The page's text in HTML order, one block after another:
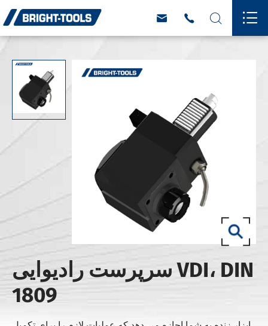
   
سرپرست رادیوایی VDI، DIN
1809